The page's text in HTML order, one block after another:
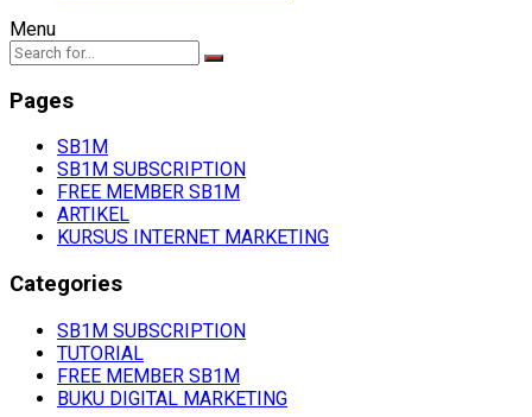
Menu
Pages
SB1M
SB1M SUBSCRIPTION
FREE MEMBER SB1M
ARTIKEL
KURSUS INTERNET MARKETING
Categories
SB1M SUBSCRIPTION
TUTORIAL
FREE MEMBER SB1M
BUKU DIGITAL MARKETING